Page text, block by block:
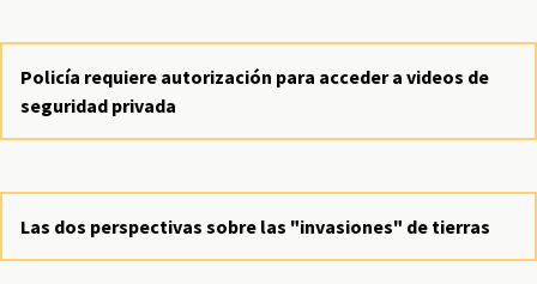
Policía requiere autorización para acceder a videos de
seguridad privada
Las dos perspectivas sobre las "invasiones" de tierras